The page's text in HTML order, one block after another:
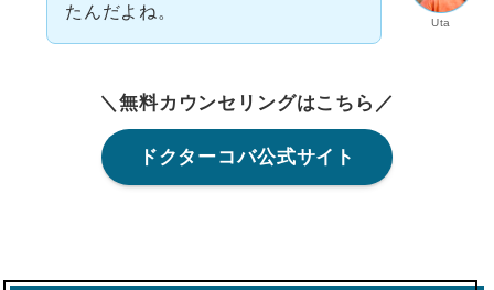
Uta
たんだよね。
＼無料カウンセリングはこちら／
ドクターコバ公式サイト